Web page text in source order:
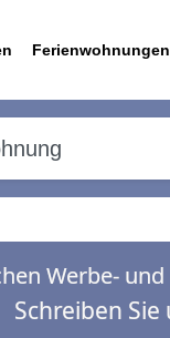
Ferienwohnungen